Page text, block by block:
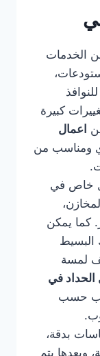
الخدمات
كبيرة
اعمال
ومناسب من
خاص في
كما يمكن
البسيط
لمسة
الحداد في
حسب
بدقة،
وبعدها يتم